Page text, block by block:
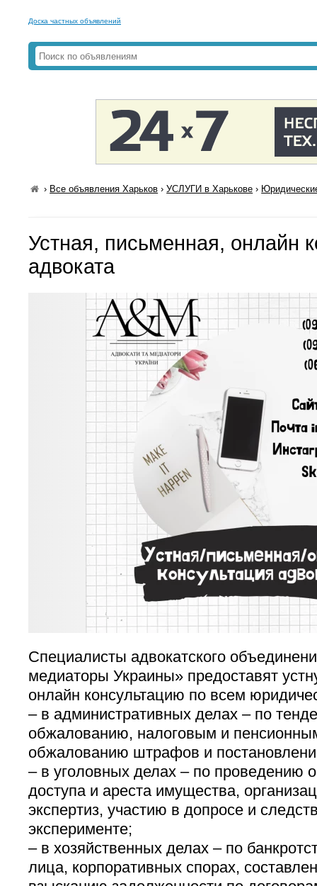
Доска частных объявлений
› Все объявления Харьков ›УСЛУГИ в Харькове ›
Устная, письменная, онлайн
адвоката
Специалисты адвокатского
медиаторы Украины» предоставят
онлайн консультацию по всем
– в административных делах – по
обжалованию, налоговым и
обжалованию штрафов и
– в уголовных делах – по проведению
доступа и ареста имущества,
экспертиз, участию в допросе и
эксперименте;
– в хозяйственных делах – по
лица, корпоративных спорах,